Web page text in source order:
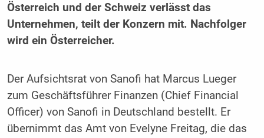
Österreich und der Schweiz verlässt das
Unternehmen, teilt der Konzern mit. Nachfolger
wird ein Österreicher.
Der Aufsichtsrat von Sanofi hat Marcus Lueger
zum Geschäftsführer Finanzen (Chief Financial
Officer) von Sanofi in Deutschland bestellt. Er
übernimmt das Amt von Evelyne Freitag, die das